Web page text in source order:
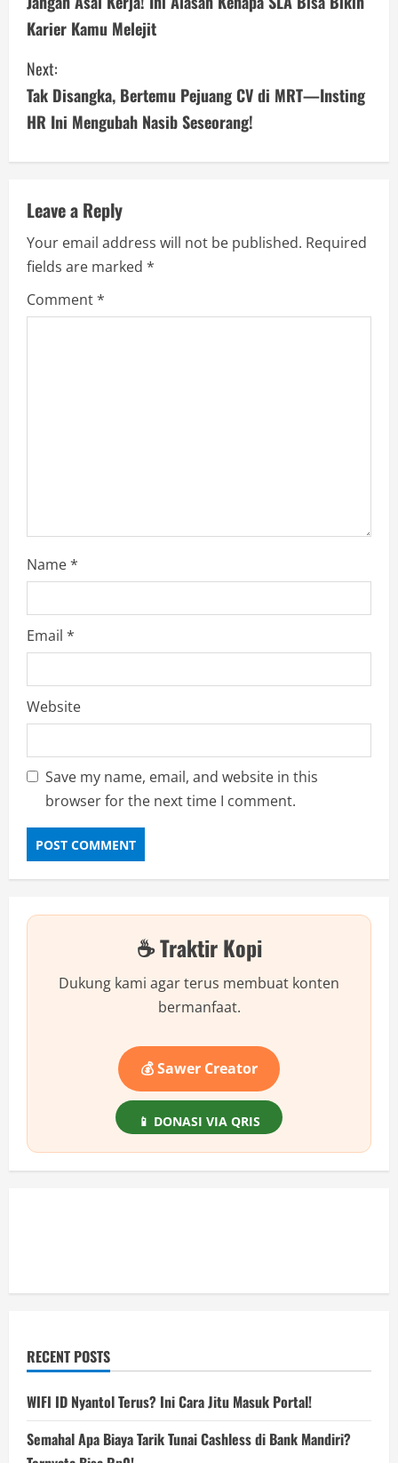
n
t
i
n
e
R
e
Karier Kamu Melejit
Next:
Tak Disangka, Bertemu Pejuang CV di MRT—Insting
HR Ini Mengubah Nasib Seseorang!
Leave a Reply
Your email address will not be published. Required
fields are marked *
Comment*
Name*
Email *
Website
Save my name, email, and website in this
browser for the next time I comment.
☕ Traktir Kopi
Dukung kami agar terus membuat konten
bermanfaat.
💰 Sawer Creator
📱 DONASI VIA QRIS
RECENT POSTS
WIFI ID Nyantol Terus? Ini Cara Jitu Masuk Portal!
Semahal Apa Biaya Tarik Tunai Cashless di Bank Mandiri?